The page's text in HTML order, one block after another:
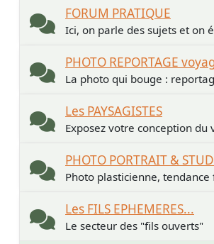
FORUM PRATIQUE
Ici, on parle des sujets et on
PHOTO REPORTAGE
La photo qui bouge :
Les PAYSAGISTES
Exposez votre conception du
PHOTO PORTRAIT &
Photo plasticienne,
Les FILS EPHEMERES...
Le secteur des "fils ouverts"